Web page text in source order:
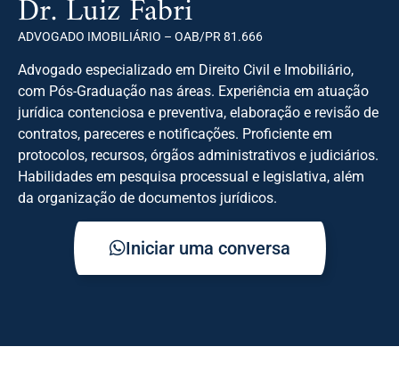
Dr. Luiz Fabri
ADVOGADO IMOBILIÁRIO – OAB/PR 81.666
Advogado especializado em Direito Civil e Imobiliário,
com Pós-Graduação nas áreas. Experiência em atuação
jurídica contenciosa e preventiva, elaboração e revisão de
contratos, pareceres e notificações. Proficiente em
protocolos, recursos, órgãos administrativos e judiciários.
Habilidades em pesquisa processual e legislativa, além
da organização de documentos jurídicos.
Iniciar uma conversa